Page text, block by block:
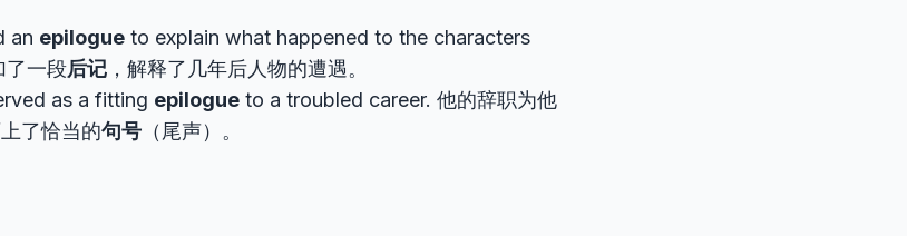
an epilogue to explain what happened to the characters
了一段后记 ，解释了几年后人物的遭遇。
as a fitting epilogue to a troubled career. 他的辞职为他
了恰当的句号 （尾声）。